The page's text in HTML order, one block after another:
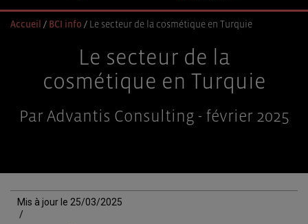
Accueil / BCI info / Le secteur de la cosmétique en Turquie
Le secteur de la
cosmétique en Turquie
Par Advantis Consulting - février 2025
Mis à jour le 25/03/2025
/